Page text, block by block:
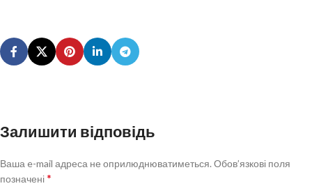
Залишити відповідь
Ваша e-mail адреса не оприлюднюватиметься. Обов’язкові поля
позначені*